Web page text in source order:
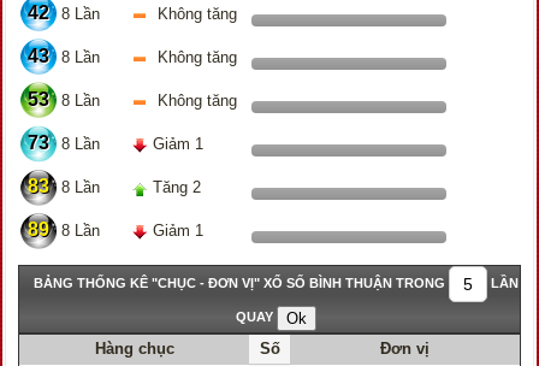
42 8 Lần Không tăng
43 8 Lần Không tăng
53 8 Lần Không tăng
73 8 Lần Giảm 1
83 8 Lần Tăng 2
89 8 Lần Giảm 1
BẢNG THỐNG KÊ "CHỤC - ĐƠN VỊ" XỔ SỐ BÌNH THUẬN TRONG LẦN
QUAY
Hàng chục Số Đơn vị